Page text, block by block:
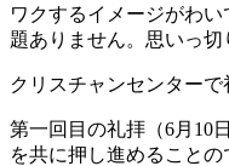
ワクするイメージがわ
題ありません。思いっ
クリスチャンセンター
第一回目の礼拝（6月10
を共に押し進めること